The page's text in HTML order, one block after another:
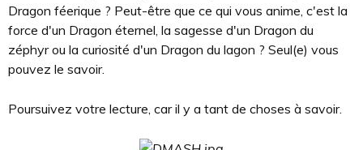
Dragon féerique ? Peut-être que ce qui vous anime, c'est la
force d'un Dragon éternel, la sagesse d'un Dragon du
zéphyr ou la curiosité d'un Dragon du lagon ? Seul(e) vous
pouvez le savoir.
Poursuivez votre lecture, car il y a tant de choses à savoir.